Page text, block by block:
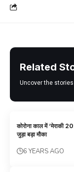
Related
Uncover the
कोरोना काल में ‘मेराकी
जुड़ा बड़ा मौका
6 YEARS AGO